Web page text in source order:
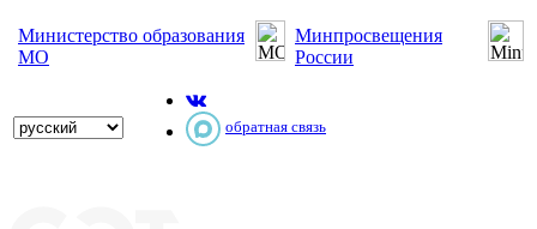
Министерство образования
МО
Минпросвещения
России
обратная связь